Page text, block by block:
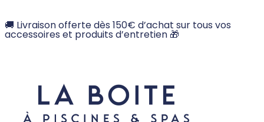
🚚 Livraison offerte dès 150€ d’achat sur tous vos
accessoires et produits d’entretien 🎁